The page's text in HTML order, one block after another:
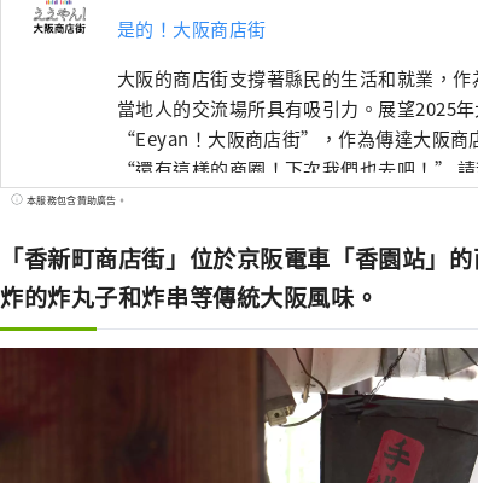
是的！大阪商店街
大阪的商店街支撐著縣民的生活和就業，
當地人的交流場所具有吸引力。展望2025
“Eeyan！大阪商店街”，作為傳達大阪商
“還有這樣的商圈！下次我們也去吧！”
邂逅，例如發現當地商店街的新一面。
本服務包含贊助廣告。
「香新町商店街」位於京阪電車「香園站」
炸的炸丸子和炸串等傳統大阪風味。